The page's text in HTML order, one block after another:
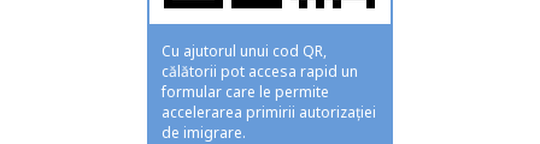
Cu ajutorul unui cod QR,
călătorii pot accesa rapid un
formular care le permite
accelerarea primirii autorizației
de imigrare.